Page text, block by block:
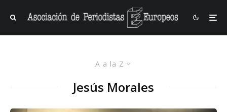
A a la Z
Jesús Morales